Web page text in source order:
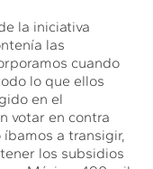
la iniciativa
las
cuando
lo que ellos
en el
votar en contra
a transigir,
los subsidios